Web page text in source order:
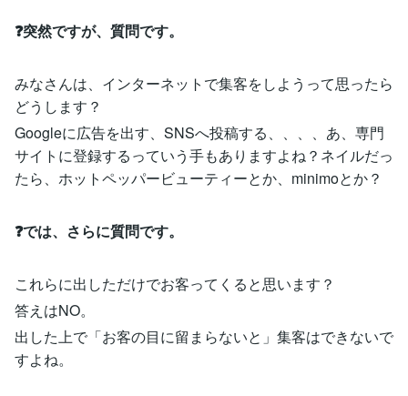
❓突然ですが、質問です。
みなさんは、インターネットで集客をしようって思ったら
どうします？
Googleに広告を出す、SNSへ投稿する、、、、あ、専門
サイトに登録するっていう手もありますよね？ネイルだっ
たら、ホットペッパービューティーとか、minimoとか？
❓では、さらに質問です。
これらに出しただけでお客ってくると思います？
答えはNO。
出した上で「お客の目に留まらないと」集客はできないで
すよね。